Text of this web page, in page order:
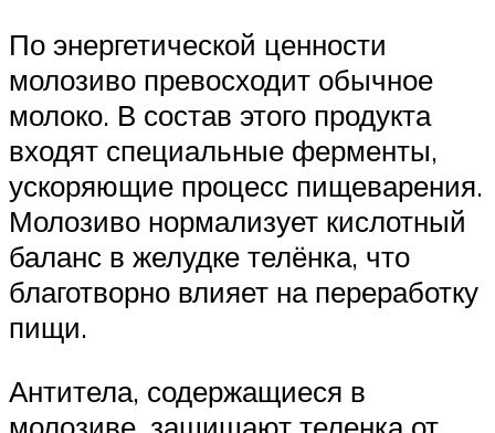
По энергетической ценности
молозиво превосходит обычное
молоко. В состав этого продукта
входят специальные ферменты,
ускоряющие процесс пищеварения.
Молозиво нормализует кислотный
баланс в желудке телёнка, что
благотворно влияет на переработку
пищи.
Антитела, содержащиеся в